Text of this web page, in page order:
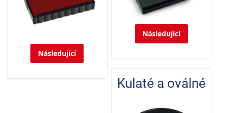
Následující
Následující
Kulaté a oválné